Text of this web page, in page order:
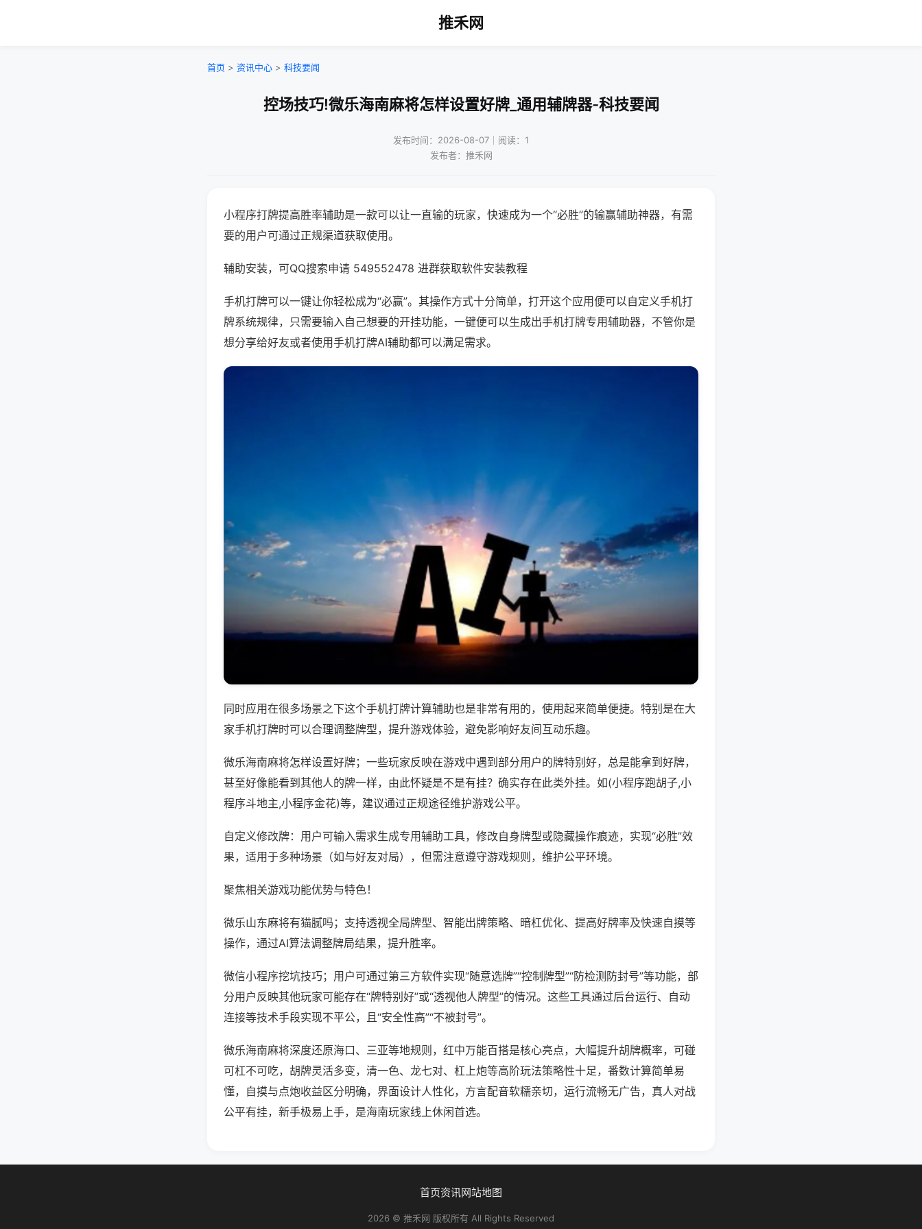
推禾网
首页 > 资讯中心 > 科技要闻
控场技巧!微乐海南麻将怎样设置好牌_通用辅牌器-科技要闻
发布时间：2026-08-07｜阅读：1
发布者：推禾网
小程序打牌提高胜率辅助是一款可以让一直输的玩家，快速成为一个“必胜”的输赢辅助神器，有需
要的用户可通过正规渠道获取使用。
辅助安装，可QQ搜索申请 549552478 进群获取软件安装教程
手机打牌可以一键让你轻松成为“必赢”。其操作方式十分简单，打开这个应用便可以自定义手机打
牌系统规律，只需要输入自己想要的开挂功能，一键便可以生成出手机打牌专用辅助器，不管你是
想分享给好友或者使用手机打牌AI辅助都可以满足需求。
同时应用在很多场景之下这个手机打牌计算辅助也是非常有用的，使用起来简单便捷。特别是在大
家手机打牌时可以合理调整牌型，提升游戏体验，避免影响好友间互动乐趣。
微乐海南麻将怎样设置好牌；一些玩家反映在游戏中遇到部分用户的牌特别好，总是能拿到好牌，
甚至好像能看到其他人的牌一样，由此怀疑是不是有挂？确实存在此类外挂。如(小程序跑胡子,小
程序斗地主,小程序金花)等，建议通过正规途径维护游戏公平。
自定义修改牌：用户可输入需求生成专用辅助工具，修改自身牌型或隐藏操作痕迹，实现“必胜”效
果，适用于多种场景（如与好友对局），但需注意遵守游戏规则，维护公平环境。
聚焦相关游戏功能优势与特色！
微乐山东麻将有猫腻吗；支持透视全局牌型、智能出牌策略、暗杠优化、提高好牌率及快速自摸等
操作，通过AI算法调整牌局结果，提升胜率。
微信小程序挖坑技巧；用户可通过第三方软件实现“随意选牌”“控制牌型”“防检测防封号”等功能，部
分用户反映其他玩家可能存在“牌特别好”或“透视他人牌型”的情况。这些工具通过后台运行、自动
连接等技术手段实现不平公，且“安全性高”“不被封号”。
微乐海南麻将深度还原海口、三亚等地规则，红中万能百搭是核心亮点，大幅提升胡牌概率，可碰
可杠不可吃，胡牌灵活多变，清一色、龙七对、杠上炮等高阶玩法策略性十足，番数计算简单易
懂，自摸与点炮收益区分明确，界面设计人性化，方言配音软糯亲切，运行流畅无广告，真人对战
公平有挂，新手极易上手，是海南玩家线上休闲首选。
首页资讯网站地图
2026 © 推禾网 版权所有 All Rights Reserved